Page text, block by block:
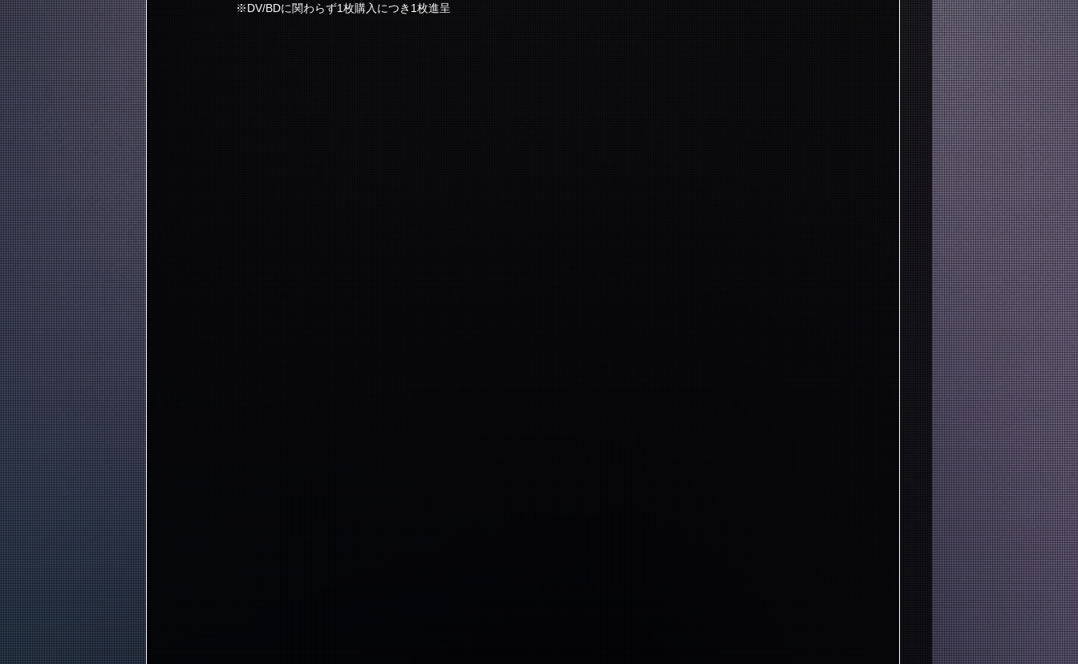
   ※DV/BDに関わらず1枚購入につき1枚進呈